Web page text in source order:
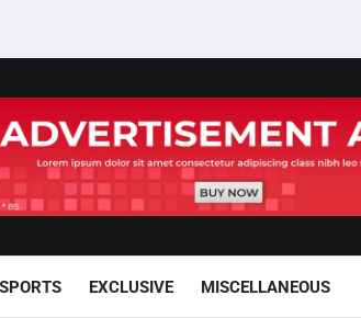
SPORTS EXCLUSIVE MISCELLANEOUS